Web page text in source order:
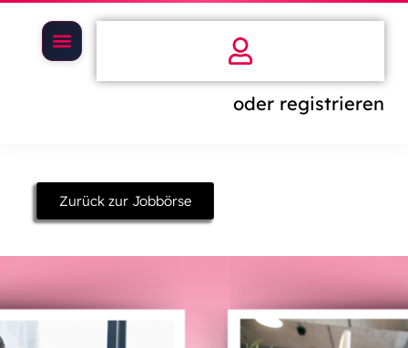
oder registrieren
Zurück zur Jobbörse